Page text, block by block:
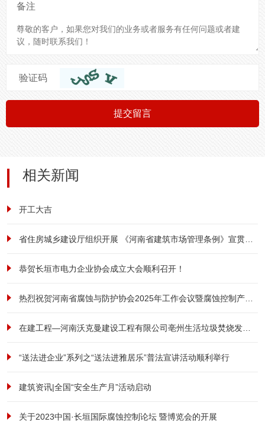
备注
验证码
提交留言
相关新闻
开工大吉
恭贺长垣市电力企业协会成立大会顺利召开！
“送法进企业”系列之“送法进雅居乐”普法宣讲活动顺利举行
建筑资讯|全国“安全生产月”活动启动
关于2023中国·长垣国际腐蚀控制论坛 暨博览会的开展